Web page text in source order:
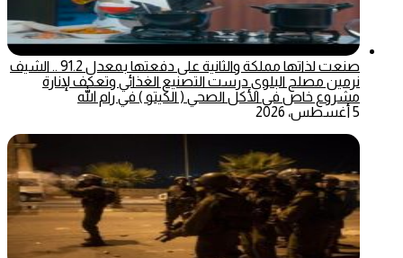
صنعت لذاتها مملكة والثانية على دفعتها بمعدل 91.2 .. الشيف
نرمين مصلح البلوي درست التصنيع الغذائي وتعكف لإنارة
مشروع خاص في الأكل الصحي ( الكيتو ) في رام الله
5 أغسطس، 2026